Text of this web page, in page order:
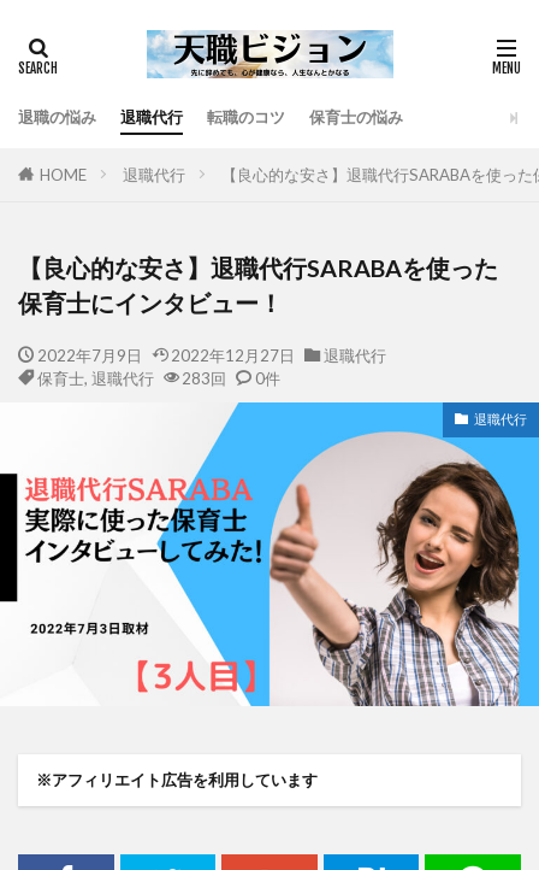
退職の悩み 退職代行 転職のコツ 保育士の悩み
HOME 退職代行 【良心的な安さ】退職代行SARABAを使っ
【良心的な安さ】退職代行SARABAを使った
保育士にインタビュー！
2022年7月9日 2022年12月27日
退職代行
保育士, 退職代行 283回 0件
退職代行
※アフィリエイト広告を利用しています